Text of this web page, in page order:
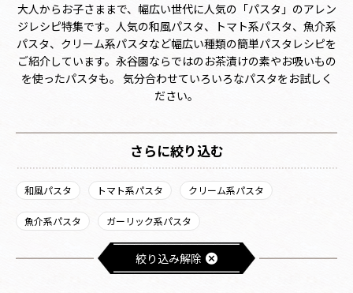
大人からお子さままで、幅広い世代に人気の「パスタ」のアレン
ジレシピ特集です。人気の和風パスタ、トマト系パスタ、魚介系
パスタ、クリーム系パスタなど幅広い種類の簡単パスタレシピを
ご紹介しています。永谷園ならではのお茶漬けの素やお吸いもの
を使ったパスタも。 気分合わせていろいろなパスタをお試しく
ださい。
さらに絞り込む
和風パスタ トマト系パスタ クリーム系パスタ
魚介系パスタ ガーリック系パスタ
絞り込み解除